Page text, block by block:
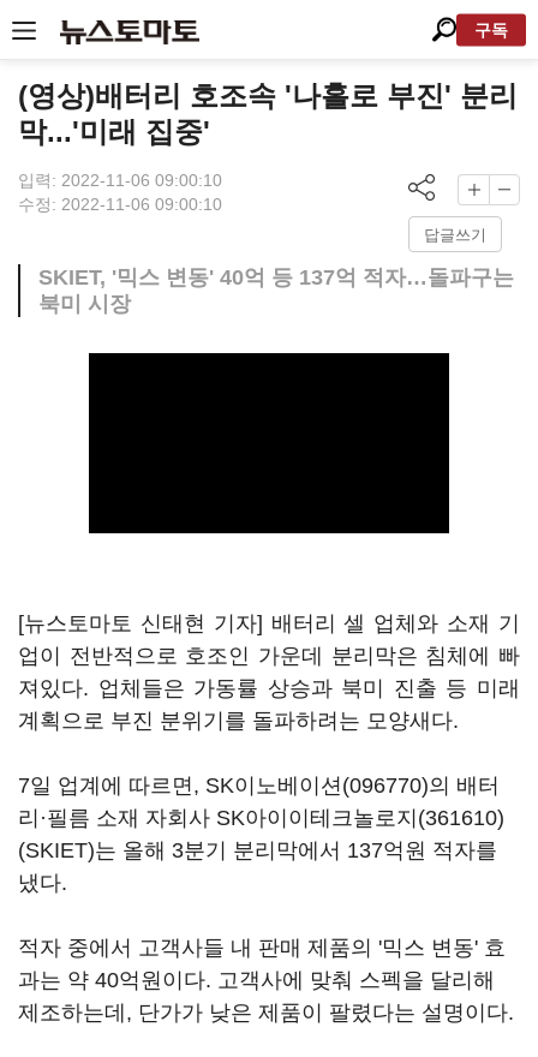
구독
(영상)배터리 호조속 '나홀로 부진' 분리
막...'미래 집중'
입력: 2022-11-06 09:00:10
수정: 2022-11-06 09:00:10
답글쓰기
SKIET, '믹스 변동' 40억 등 137억 적자…돌파구는
북미 시장
[뉴스토마토 신태현 기자] 배터리 셀 업체와 소재 기
업이 전반적으로 호조인 가운데 분리막은 침체에 빠
져있다. 업체들은 가동률 상승과 북미 진출 등 미래
계획으로 부진 분위기를 돌파하려는 모양새다.
7일 업계에 따르면, SK이노베이션(096770)의 배터
리·필름 소재 자회사 SK아이이테크놀로지(361610)
(SKIET)는 올해 3분기 분리막에서 137억원 적자를
냈다.
적자 중에서 고객사들 내 판매 제품의 '믹스 변동' 효
과는 약 40억원이다. 고객사에 맞춰 스펙을 달리해
제조하는데, 단가가 낮은 제품이 팔렸다는 설명이다.